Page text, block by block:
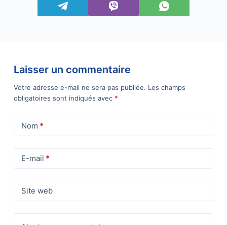
Laisser un commentaire
Votre adresse e-mail ne sera pas publiée. Les champs
obligatoires sont indiqués avec *
Nom *
E-mail *
Site web